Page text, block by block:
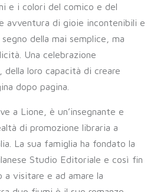
e i colori del comico e del
avventura di gioie incontenibili e
della mai semplice, ma
Una celebrazione
della loro capacità di creare
dopo pagina.
a Lione, è un’insegnante e
di promozione libraria a
La sua famiglia ha fondato la
Studio Editoriale e così fin
a visitare e ad amare la